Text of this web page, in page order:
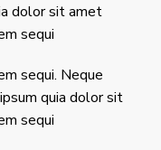
dolor sit amet
sequi
sequi. Neque
quia dolor sit
sequi